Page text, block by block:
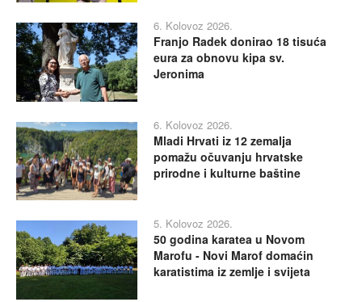
6. Kolovoz 2026.
Franjo Radek donirao 18 tisuća
eura za obnovu kipa sv.
Jeronima
6. Kolovoz 2026.
Mladi Hrvati iz 12 zemalja
pomažu očuvanju hrvatske
prirodne i kulturne baštine
5. Kolovoz 2026.
50 godina karatea u Novom
Marofu - Novi Marof domaćin
karatistima iz zemlje i svijeta